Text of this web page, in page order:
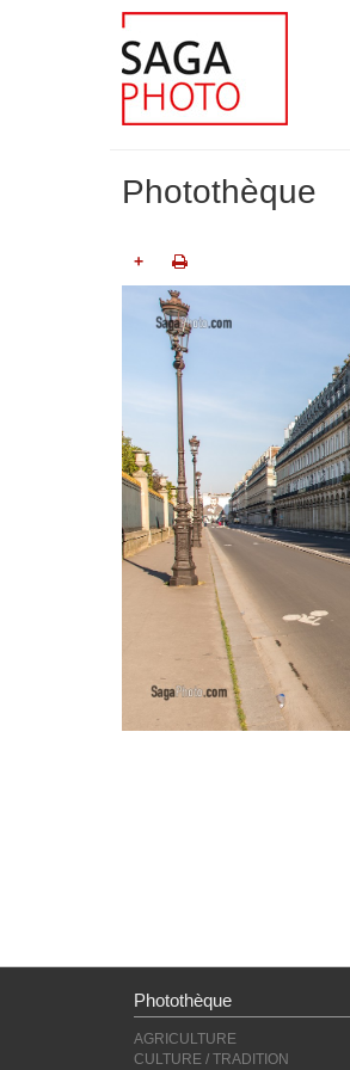
Photothèque
+
Photothèque
AGRICULTURE
CULTURE / TRADITION